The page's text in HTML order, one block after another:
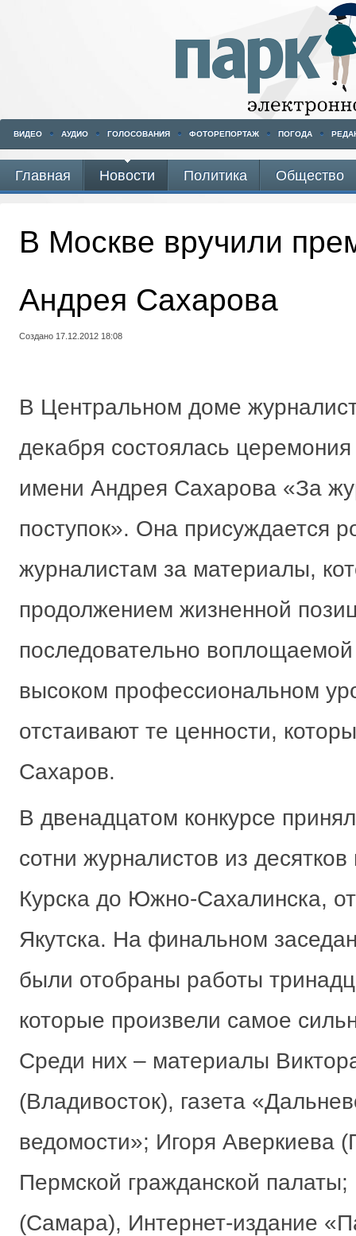
ВИДЕО АУДИО ГОЛОСОВАНИЯ ФОТОРЕПОРТАЖ ПОГОДА
Главная Новости Политика Общество
В Москве вручили
Андрея Сахарова
Создано 17.12.2012 18:08
В Центральном доме
декабря состоялась
имени Андрея Сахарова «За
поступок». Она присуждается
журналистам за материалы,
продолжением жизненной
последовательно
высоком профессиональном
отстаивают те ценности,
Сахаров.
В двенадцатом конкурсе
сотни журналистов из десятков
Курска до Южно-Сахалинска,
Якутска. На финальном
были отобраны работы
которые произвели самое
Среди них – материалы
(Владивосток), газета
ведомости»; Игоря Аверкиева
Пермской гражданской
(Самара), Интернет-издание